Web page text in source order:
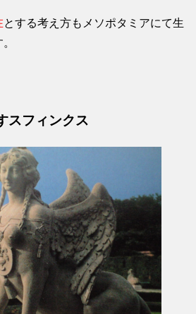
とする考え方もメソポタミアにて生
スフィンクス